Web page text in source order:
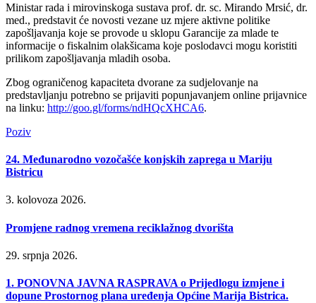
Ministar rada i mirovinskoga sustava prof. dr. sc. Mirando Mrsić, dr.
med., predstavit će novosti vezane uz mjere aktivne politike
zapošljavanja koje se provode u sklopu Garancije za mlade te
informacije o fiskalnim olakšicama koje poslodavci mogu koristiti
prilikom zapošljavanja mladih osoba.
Zbog ograničenog kapaciteta dvorane za sudjelovanje na
predstavljanju potrebno se prijaviti popunjavanjem online prijavnice
na linku: http://goo.gl/forms/ndHQcXHCA6.
Poziv
24. Međunarodno vozočašće konjskih zaprega u Mariju
Bistricu
3. kolovoza 2026.
Promjene radnog vremena reciklažnog dvorišta
29. srpnja 2026.
1. PONOVNA JAVNA RASPRAVA o Prijedlogu izmjene i
dopune Prostornog plana uređenja Općine Marija Bistrica.